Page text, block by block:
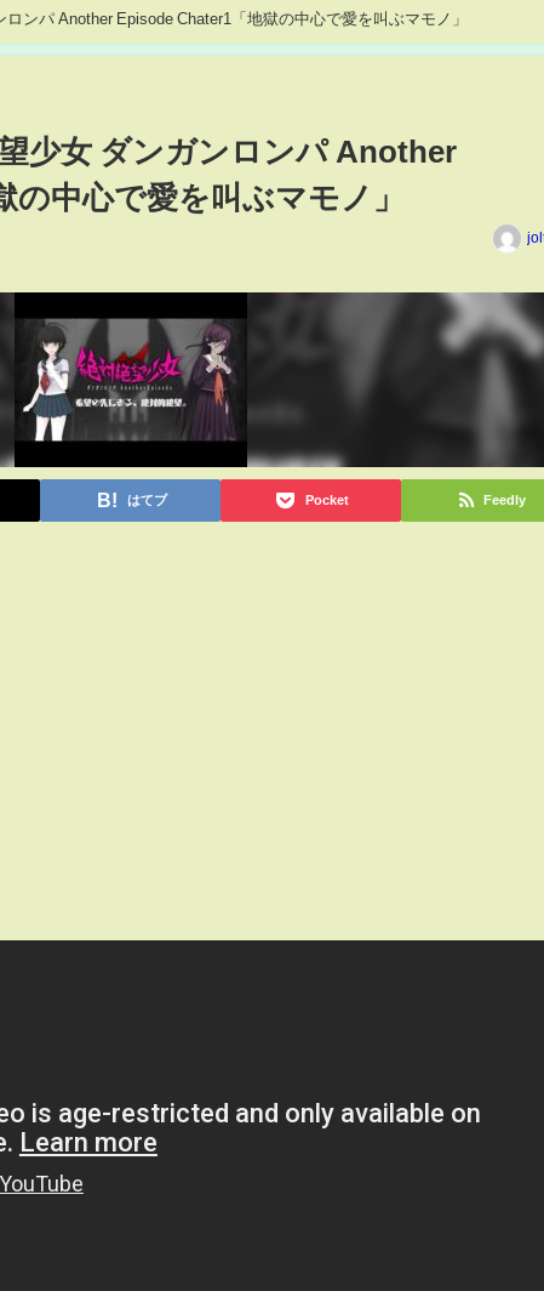
ンパ Another Episode Chater1「地獄の中心で愛を叫ぶマモノ」
少女 ダンガンロンパ Another
中心で愛を叫ぶマモノ」
はてブ Pocket Feedly